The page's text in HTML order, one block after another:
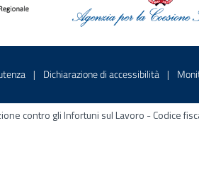
in una nuova finestra
Sito interno - Apre in una nuova finestra
Dichiarazione di accessibilità Sito
contro gli Infortuni sul Lavoro - Codice